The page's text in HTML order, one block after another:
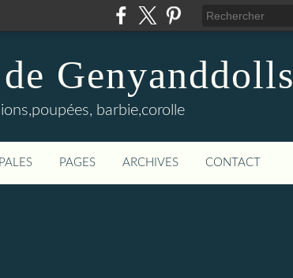
Genyanddolls
barbie,corolle
PAGES ARCHIVES CONTACT